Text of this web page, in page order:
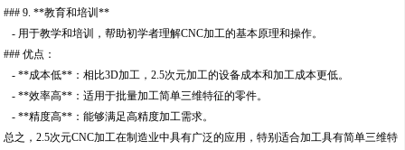
### 9. **教育和培训**
- 用于教学和培训，帮助初学者理解CNC加工的基本原理和操作。
### 优点：
- **成本低**：相比3D加工，2.5次元加工的设备成本和加工成本更低。
- **效率高**：适用于批量加工简单三维特征的零件。
- **精度高**：能够满足高精度加工需求。
总之，2.5次元CNC加工在制造业中具有广泛的应用，特别适合加工具有简单三维特